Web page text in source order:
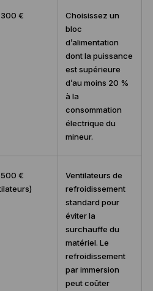
€
Choisissez un
bloc
d’alimentation
dont la puissance
est supérieure
d’au moins 20 %
à la
consommation
électrique du
mineur.
€
Ventilateurs de
refroidissement
standard pour
éviter la
surchauffe du
matériel. Le
refroidissement
par immersion
peut coûter